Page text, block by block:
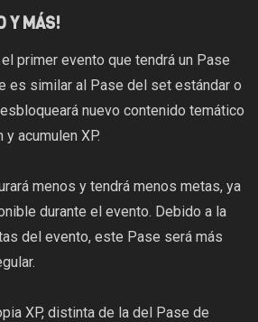
Y MÁS!
primer evento que tendrá un Pase
es similar al Pase del set estándar o
nuevo contenido temático
acumulen XP.
menos y tendrá menos metas, ya
durante el evento. Debido a la
del evento, este Pase será más
XP, distinta de la del Pase de